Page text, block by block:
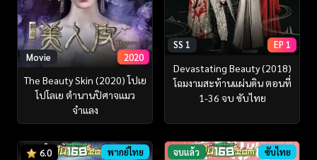
Movie 2020
The Beauty Skin (2020) โปเย
โปโลเย ตำนานปิศาจแมว
จำแลง
SS 1 EP 1
Devastating Beauty (2018)
โฉมงามสะท้านแผ่นดิน ตอนที่
1-36 จบ ซับไทย
6.0 พากย์ไทย จบแล้ว ซับไทย